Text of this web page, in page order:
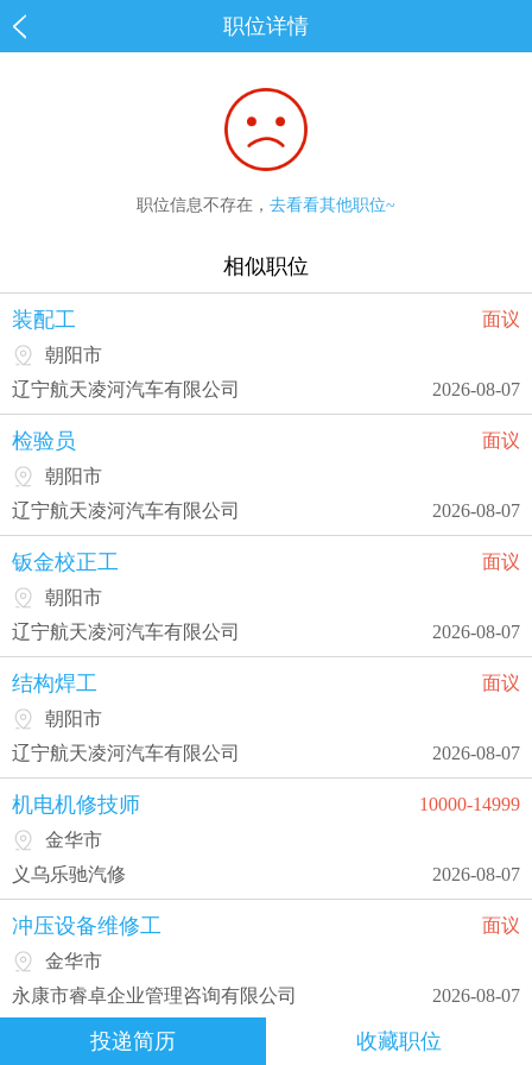
职位详情
职位信息不存在， 去看看其他职位~
相似职位
装配工
面议
朝阳市
辽宁航天凌河汽车有限公司
2026-08-07
检验员
面议
朝阳市
辽宁航天凌河汽车有限公司
2026-08-07
钣金校正工
面议
朝阳市
辽宁航天凌河汽车有限公司
2026-08-07
结构焊工
面议
朝阳市
辽宁航天凌河汽车有限公司
2026-08-07
机电机修技师
10000-14999
金华市
义乌乐驰汽修
2026-08-07
冲压设备维修工
面议
金华市
永康市睿卓企业管理咨询有限公司
2026-08-07
PMC生产经理
投递简历 收藏职位